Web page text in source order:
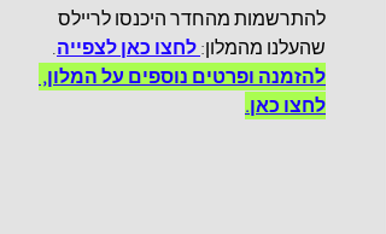
להתרשמות מהחדר היכנסו לריילס
שהעלנו מהמלון:לחצו כאן לצפייה.
להזמנה ופרטים נוספים על המלון,
לחצו כאן.